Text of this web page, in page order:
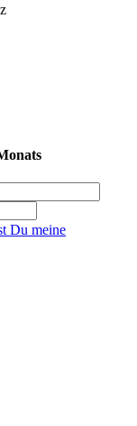
Du meine